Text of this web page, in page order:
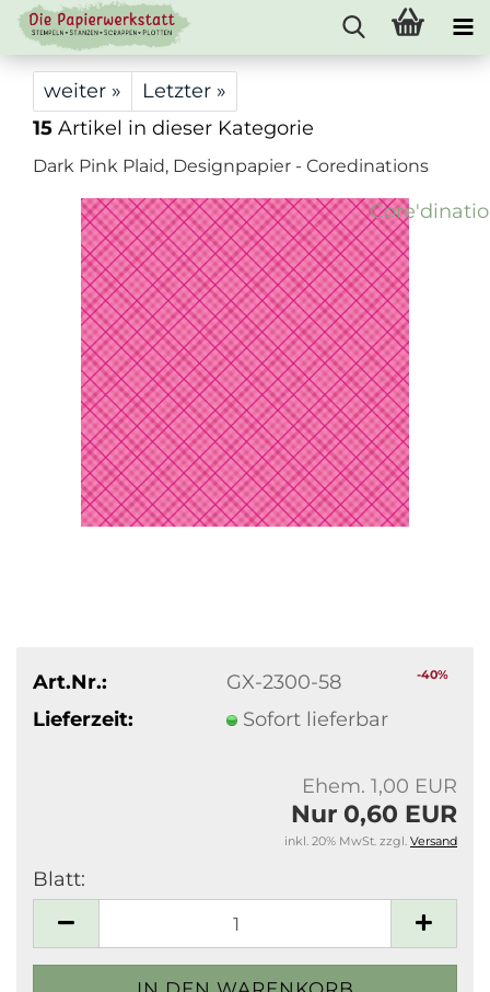
weiter »
Letzter »
15 Artikel in dieser Kategorie
Dark Pink Plaid, Designpapier - Coredinations
-40%
Art.Nr.:
GX-2300-58
Lieferzeit:
Sofort lieferbar
Ehem. 1,00 EUR
Nur 0,60 EUR
inkl. 20% MwSt. zzgl. Versand
Blatt: